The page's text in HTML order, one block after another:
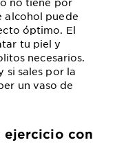
alcohol puede
óptimo. El
tu piel y
necesarios.
si sales por la
un vaso de
ejercicio con